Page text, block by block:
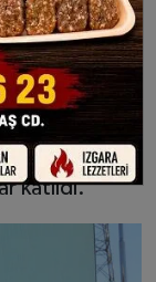
Kefalet
ve
Başkanı
kurum
katıldı.